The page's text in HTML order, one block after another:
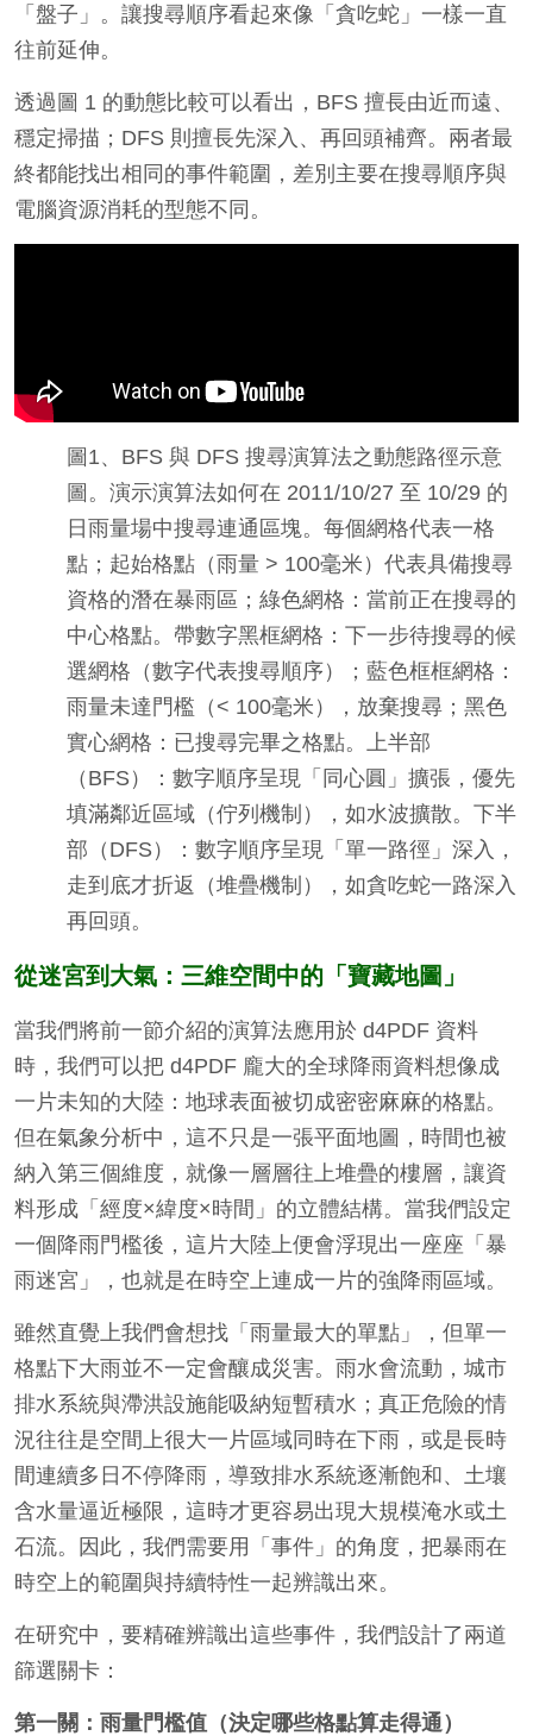
「盤子」。讓搜尋順序看起來像「貪吃蛇」一樣一直
往前延伸。
透過圖 1 的動態比較可以看出，BFS 擅長由近而遠、
穩定掃描；DFS 則擅長先深入、再回頭補齊。兩者最
終都能找出相同的事件範圍，差別主要在搜尋順序與
電腦資源消耗的型態不同。
圖1、BFS 與 DFS 搜尋演算法之動態路徑示意
圖。演示演算法如何在 2011/10/27 至 10/29 的
日雨量場中搜尋連通區塊。每個網格代表一格
點；起始格點（雨量 > 100毫米）代表具備搜尋
資格的潛在暴雨區；綠色網格：當前正在搜尋的
中心格點。帶數字黑框網格：下一步待搜尋的候
選網格（數字代表搜尋順序）；藍色框框網格：
雨量未達門檻（< 100毫米），放棄搜尋；黑色
實心網格：已搜尋完畢之格點。上半部
（BFS）：數字順序呈現「同心圓」擴張，優先
填滿鄰近區域（佇列機制），如水波擴散。下半
部（DFS）：數字順序呈現「單一路徑」深入，
走到底才折返（堆疊機制），如貪吃蛇一路深入
再回頭。
從迷宮到大氣：三維空間中的「寶藏地圖」
當我們將前一節介紹的演算法應用於 d4PDF 資料
時，我們可以把 d4PDF 龐大的全球降雨資料想像成
一片未知的大陸：地球表面被切成密密麻麻的格點。
但在氣象分析中，這不只是一張平面地圖，時間也被
納入第三個維度，就像一層層往上堆疊的樓層，讓資
料形成「經度×緯度×時間」的立體結構。當我們設定
一個降雨門檻後，這片大陸上便會浮現出一座座「暴
雨迷宮」，也就是在時空上連成一片的強降雨區域。
雖然直覺上我們會想找「雨量最大的單點」，但單一
格點下大雨並不一定會釀成災害。雨水會流動，城市
排水系統與滯洪設施能吸納短暫積水；真正危險的情
況往往是空間上很大一片區域同時在下雨，或是長時
間連續多日不停降雨，導致排水系統逐漸飽和、土壤
含水量逼近極限，這時才更容易出現大規模淹水或土
石流。因此，我們需要用「事件」的角度，把暴雨在
時空上的範圍與持續特性一起辨識出來。
在研究中，要精確辨識出這些事件，我們設計了兩道
篩選關卡：
第一關：雨量門檻值（決定哪些格點算走得通）